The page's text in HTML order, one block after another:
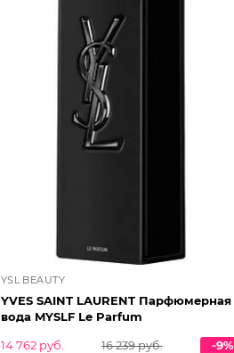
YSL BEAUTY
YVES SAINT LAURENT Парфюмерная
вода MYSLF Le Parfum
14 762 руб.
16 239 руб.
-9%